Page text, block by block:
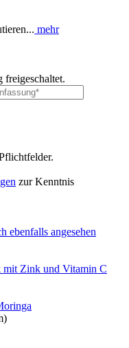
mehr
freigeschaltet.
zur Kenntnis
ebenfalls angesehen
mit Zink und Vitamin C